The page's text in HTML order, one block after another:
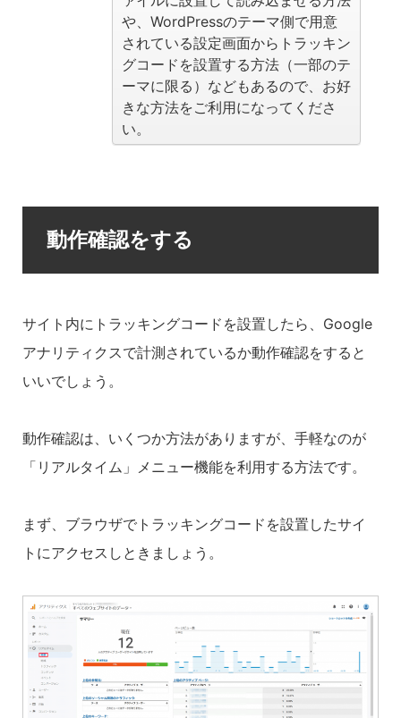
や、WordPressのテーマ側で用意
されている設定画面からトラッキン
グコードを設置する方法（一部のテ
ーマに限る）などもあるので、お好
きな方法をご利用になってくださ
い。
動作確認をする
サイト内にトラッキングコードを設置したら、Google
アナリティクスで計測されているか動作確認をすると
いいでしょう。
動作確認は、いくつか方法がありますが、手軽なのが
「リアルタイム」メニュー機能を利用する方法です。
まず、ブラウザでトラッキングコードを設置したサイ
トにアクセスしときましょう。